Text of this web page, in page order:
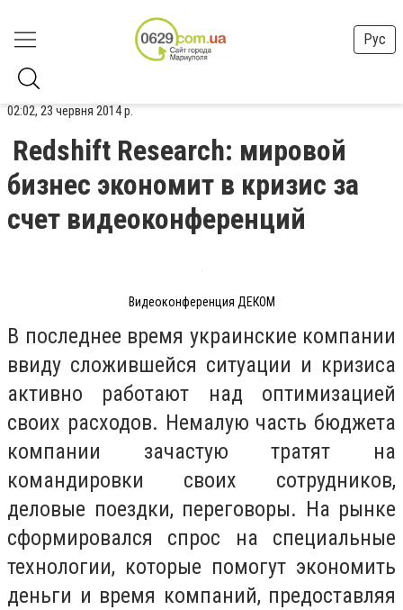
Рус
02:02, 23 червня 2014 р.
Redshift Research: мировой
бизнес экономит в кризис за
счет видеоконференций
Видеоконференция ДЕКОМ
В последнее время украинские компании
ввиду сложившейся ситуации и кризиса
активно работают над оптимизацией
своих расходов. Немалую часть бюджета
компании зачастую тратят на
командировки своих сотрудников,
деловые поездки, переговоры. На рынке
сформировался спрос на специальные
технологии, которые помогут экономить
деньги и время компаний, предоставляя